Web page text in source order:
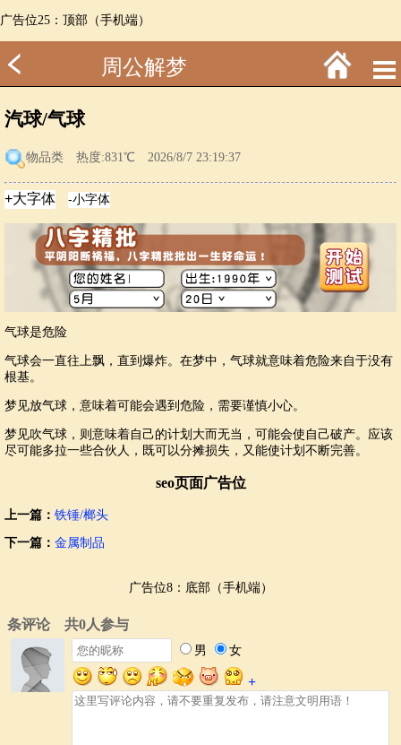
广告位25：顶部（手机端）
周公解梦
汽球/气球
物品类 热度:831℃ 2026/8/7 23:19:37
气球是危险
气球会一直往上飘，直到爆炸。在梦中，气球就意味着危险来自于没有
根基。
梦见放气球，意味着可能会遇到危险，需要谨慎小心。
梦见吹气球，则意味着自己的计划大而无当，可能会使自己破产。应该
尽可能多拉一些合伙人，既可以分摊损失，又能使计划不断完善。
seo页面广告位
上一篇： 铁锤/榔头
下一篇： 金属制品
广告位8：底部（手机端）